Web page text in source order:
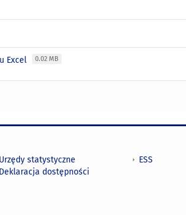
Excel 0.02 MB
Urzędy statystyczne
Deklaracja dostępności
ESS